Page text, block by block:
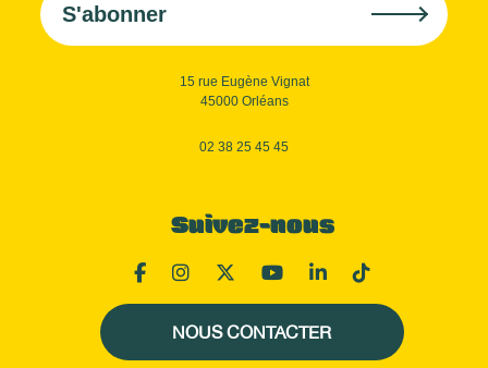
S'abonner
15 rue Eugène Vignat
45000 Orléans
02 38 25 45 45
Suivez-nous
NOUS CONTACTER